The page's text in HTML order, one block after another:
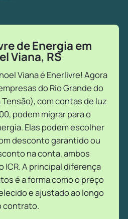
de Energia em
Viana, RS
Viana é Enerlivre! Agora
do Rio Grande do
com contas de luz
podem migrar para o
Elas podem escolher
desconto garantido ou
na conta, ambos
ICR. A principal diferença
é a forma como o preço
e ajustado ao longo
contrato.